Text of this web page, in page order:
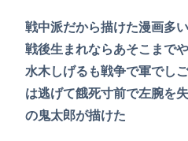
戦中派だから描けた漫画多
戦後生まれならあそこまで
水木しげるも戦争で軍でし
は逃げて餓死寸前で左腕を
の鬼太郎が描けた